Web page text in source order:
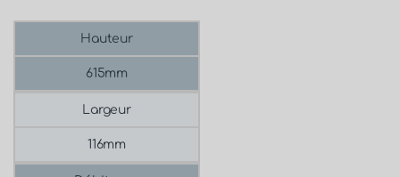
Hauteur
615mm
Largeur
116mm